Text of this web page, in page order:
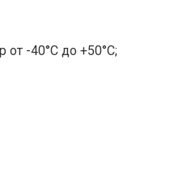
от -40°С до +50°С;